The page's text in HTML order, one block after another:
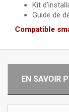
Kit
Guide de
Compatible
EN SAVOIR